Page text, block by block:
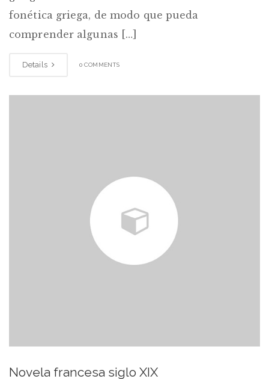
fonética griega, de modo que pueda
comprender algunas […]
Details 0 COMMENTS
Novela francesa siglo XIX